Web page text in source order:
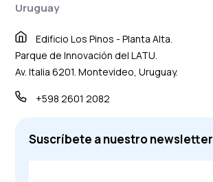
Uruguay
Edificio Los Pinos - Planta Alta.
Parque de Innovación del LATU.
Av. Italia 6201. Montevideo, Uruguay.
+598 2601 2082
Suscríbete a nuestro newsletter